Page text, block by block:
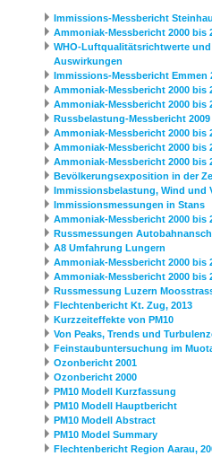
Immissions-Messbericht
Ammoniak-Messbericht 2000 bis
WHO-Luftqualitätsrichtwerte
Auswirkungen
Immissions-Messbericht Emmen
Ammoniak-Messbericht 2000 bis
Ammoniak-Messbericht 2000 bis
Russbelastung-Messbericht 2009
Ammoniak-Messbericht 2000 bis
Ammoniak-Messbericht 2000 bis
Ammoniak-Messbericht 2000 bis
Bevölkerungsexposition in der
Immissionsbelastung, Wind und
Immissionsmessungen in Stans
Ammoniak-Messbericht 2000 bis
Russmessungen
A8 Umfahrung Lungern
Ammoniak-Messbericht 2000 bis
Ammoniak-Messbericht 2000 bis
Russmessung Luzern
Flechtenbericht Kt. Zug, 2013
Kurzzeiteffekte von PM10
Von Peaks, Trends und
Feinstaubuntersuchung im
Ozonbericht 2001
Ozonbericht 2000
PM10 Modell Kurzfassung
PM10 Modell Hauptbericht
PM10 Modell Abstract
PM10 Model Summary
Flechtenbericht Region Aarau,